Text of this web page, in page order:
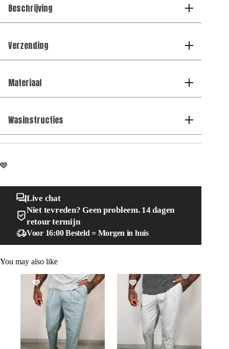
chocoBeschrijving
Verzending
Materiaal
Wasinstructies
Live chat
Niet tevreden? Geen probleem. 14 dagen
retour termijn
Voor 16:00 Besteld = Morgen in huis
You may also like
SALE! SALE!